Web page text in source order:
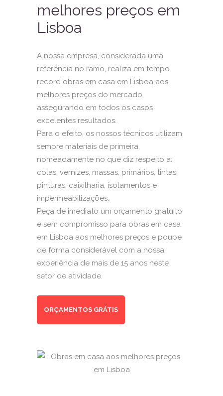
melhores preços em
Lisboa
A nossa empresa, considerada uma
referência no ramo, realiza em tempo
record obras em casa em Lisboa aos
melhores preços do mercado,
assegurando em todos os casos
excelentes resultados.
Para o efeito, os nossos técnicos utilizam
sempre materiais de primeira,
nomeadamente no que diz respeito a:
colas, vernizes, massas, primários, tintas,
pinturas, caixilharia, isolamentos e
impermeabilizações.
Peça de imediato um orçamento gratuito
e sem compromisso para obras em casa
em Lisboa aos melhores preços e poupe
de forma considerável com a nossa
experiência de mais de 15 anos neste
setor de atividade.
ORÇAMENTOS GRÁTIS